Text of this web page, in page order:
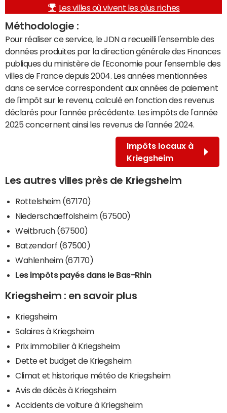
Les villes où vivent les plus riches
Méthodologie :
Pour réaliser ce service, le JDN a recueilli l'ensemble des
données produites par la direction générale des Finances
publiques du ministère de l'Economie pour l'ensemble des
villes de France depuis 2004. Les années mentionnées
dans ce service correspondent aux années de paiement
de l'impôt sur le revenu, calculé en fonction des revenus
déclarés pour l'année précédente. Les impôts de l'année
2025 concernent ainsi les revenus de l'année 2024.
Impôts locaux à
Kriegsheim
Les autres villes près de Kriegsheim
Rottelsheim (67170)
Niederschaeffolsheim (67500)
Weitbruch (67500)
Batzendorf (67500)
Wahlenheim (67170)
Les impôts payés dans le Bas-Rhin
Kriegsheim : en savoir plus
Kriegsheim
Salaires à Kriegsheim
Prix immobilier à Kriegsheim
Dette et budget de Kriegsheim
Climat et historique météo de Kriegsheim
Avis de décès à Kriegsheim
Accidents de voiture à Kriegsheim